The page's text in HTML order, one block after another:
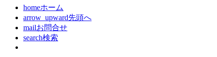
homeホーム
arrow_upward先頭へ
mailお問合せ
search検索